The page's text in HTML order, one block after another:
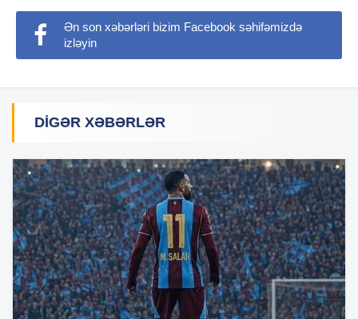
Ən son xəbərləri bizim Facebook səhifəmizdə
izləyin
DIGƏR XƏBƏRLƏR